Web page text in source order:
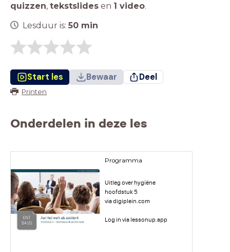
quizzen, tekstslides en 1 video.
Lesduur is: 50 min
Start les Bewaar Deel
Printen
Onderdelen in deze les
Programma
Uitleg over hygiëne
hoofdstuk 5
via digiplein.com
Log in via lessonup.app